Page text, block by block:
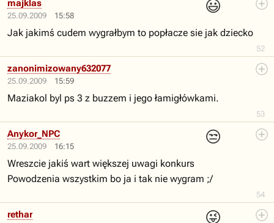
25.09.2009 15:58
😃
52
majklas
Jak jakimś cudem wygrałbym to popłacze sie jak dziecko
25.09.2009 15:59
53
zanonimizowany632077
Maziakol byl ps 3 z buzzem i jego łamigłówkami.
25.09.2009 16:15
😒
54
Anykor_NPC
Wreszcie jakiś wart większej uwagi konkurs
Powodzenia wszystkim bo ja i tak nie wygram ;/
😜
rethar